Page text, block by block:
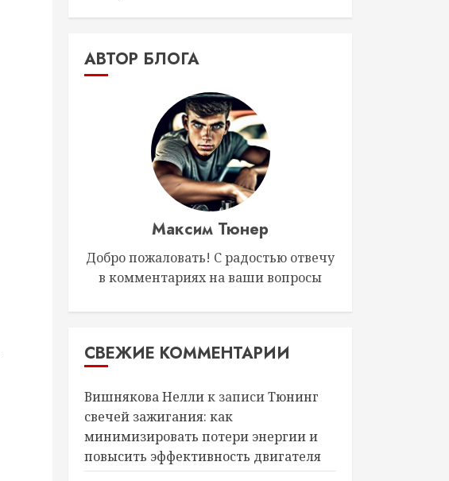
АВТОР БЛОГА
Максим Тюнер
Добро пожаловать! С радостью отвечу
в комментариях на ваши вопросы
СВЕЖИЕ КОММЕНТАРИИ
Вишнякова Неллик записиТюнинг
свечей зажигания: как
минимизировать потери энергии и
повысить эффективность двигателя